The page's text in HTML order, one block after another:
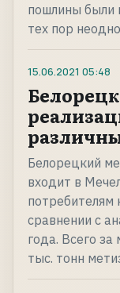
пошлины были
тех пор
15.06.2021 05:48
Белорецкий
входит в
потребителям
сравнении с
года. Всего
тыс. тонн